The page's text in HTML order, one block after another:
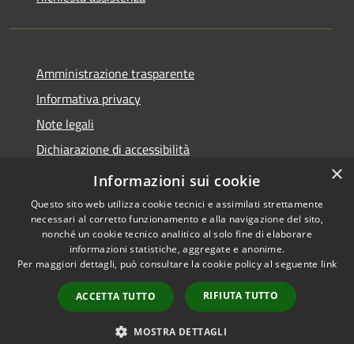
Amministrazione trasparente
Informativa privacy
Note legali
Dichiarazione di accessibilità
Moduli Privacy Amministrazione trasparente
Accessibilità
Copyright © 2026 • Comune di
Limana • Powered by
Municipium•
Accesso
redazione
×
Informazioni sui cookie
Questo sito web utilizza cookie tecnici e assimilati strettamente
necessari al corretto funzionamento e alla navigazione del sito,
nonché un cookie tecnico analitico al solo fine di elaborare
informazioni statistiche, aggregate e anonime.
Per maggiori dettagli, può consultare la cookie policy al seguente link
ACCETTA TUTTO RIFIUTA TUTTO
MOSTRA DETTAGLI